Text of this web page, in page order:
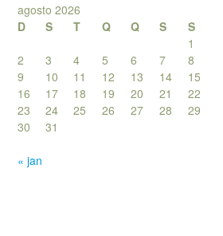
agosto 2026
D
S T Q Q S
S
1
2
3 4 5 6 7
8
9
10 11 12 13 14
15
16
17 18 19 20 21
22
23
24 25 26 27 28
29
30
31
« jan